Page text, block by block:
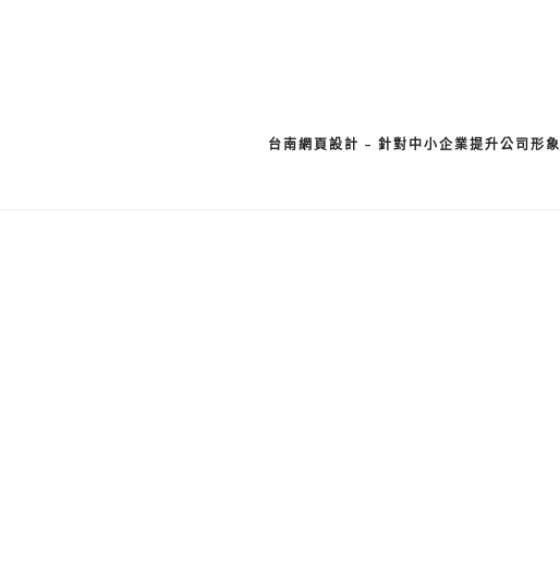
台南網頁設計 – 針對中小企業提升公司形象